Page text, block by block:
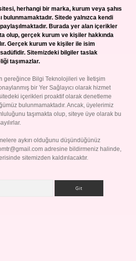
herhangi bir marka, kurum veya şahıs
bulunmamaktadır. Sitede yalnızca kendi
paylaşılmaktadır. Burada yer alan içerikler
olup, gerçek kurum ve kişiler hakkında
Gerçek kurum ve kişiler ile isim
Sitemizdeki bilgiler taslak
taşımazlar.
gereğince Bilgi Teknolojileri ve İletişim
bir Yer Sağlayıcı olarak hizmet
içerikleri proaktif olarak denetleme
bulunmamaktadır. Ancak, üyelerimiz
taşımakta olup, siteye üye olarak bu
aykırı olduğunu düşündüğünüz
adresine bildirmeniz halinde,
sitemizden kaldırılacaktır.